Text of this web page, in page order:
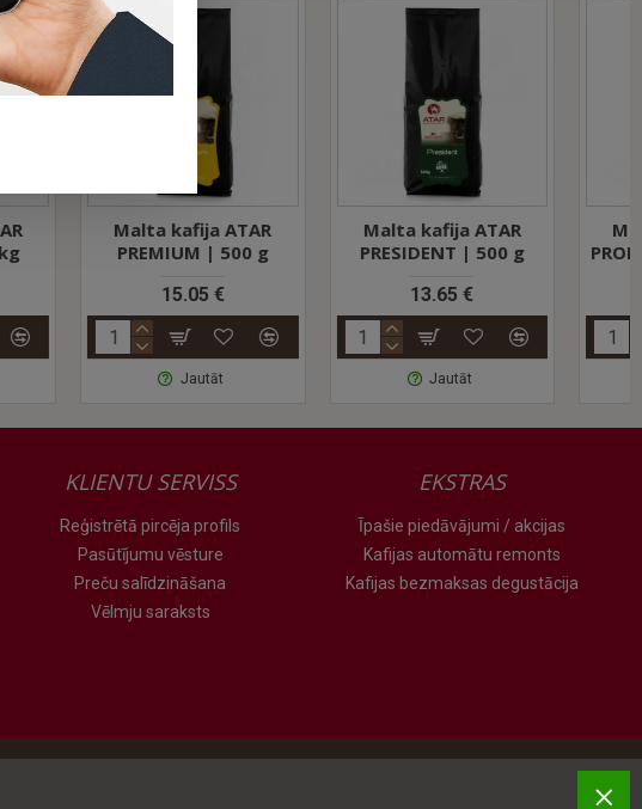
ATAR
| 500 g
Malta kafija ATAR
PRESIDENT | 500 g
Malta kafija ATAR
PROFESSIONAL | 500 g
KLIENTU SERVISS
Reģistrētā pircēja profils
Pasūtījumu vēsture
Preču salīdzināšana
Vēlmju saraksts
EKSTRAS
Īpašie piedāvājumi / akcijas
Kafijas automātu remonts
Kafijas bezmaksas degustācija